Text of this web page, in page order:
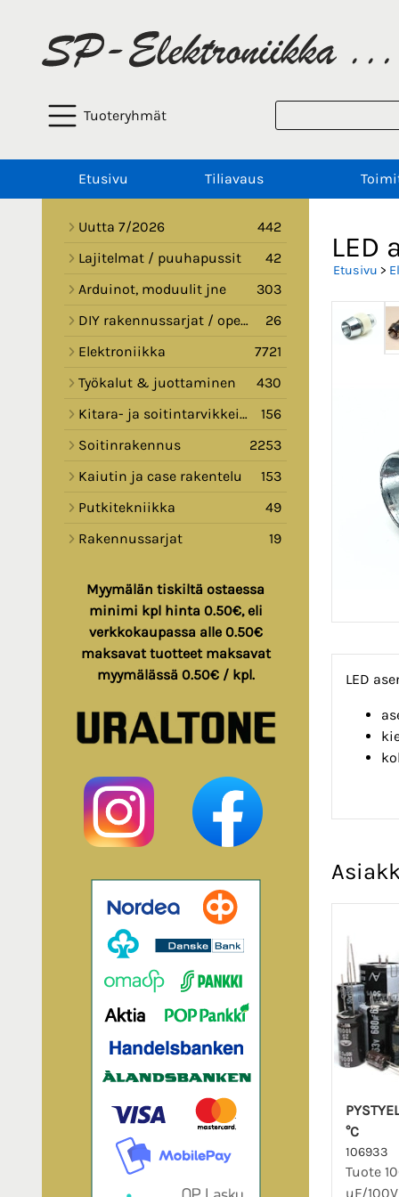
Tuoteryhmät
Etusivu Tiliavaus
Uutta 7/2026
442
Lajitelmat / puuhapussit
42
Arduinot, moduulit jne
303
DIY rakennussarjat / opetussarjat
26
Elektroniikka
7721
Työkalut & juottaminen
430
Kitara- ja soitintarvikkeita
156
Soitinrakennus
2253
Kaiutin ja case rakentelu
153
Putkitekniikka
49
Rakennussarjat
19
Myymälän tiskiltä ostaessa
minimi kpl hinta 0.50€, eli
verkkokaupassa alle 0.50€
maksavat tuotteet maksavat
myymälässä 0.50€ / kpl.
LED
Etusivu >
LED
°C
106933
Tuote
uF/